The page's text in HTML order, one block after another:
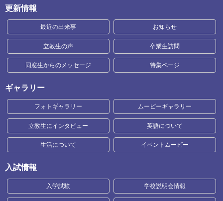
更新情報
最近の出来事 お知らせ
立教生の声 卒業生訪問
同窓生からのメッセージ 特集ページ
ギャラリー
フォトギャラリー ムービーギャラリー
立教生にインタビュー 英語について
生活について イベントムービー
入試情報
入学試験 学校説明会情報